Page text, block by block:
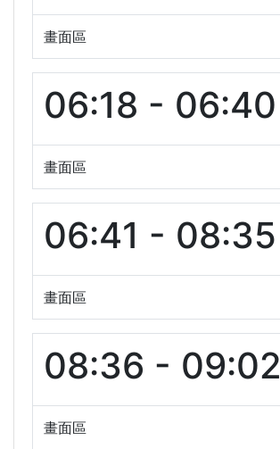
畫面區
06:18 - 06:40
畫面區
06:41 - 08:35
畫面區
08:36 - 09:02
畫面區